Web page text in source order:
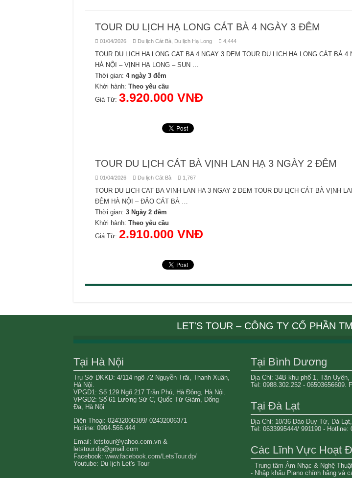
TOUR DU LỊCH HẠ LONG CÁT BÀ 4 NGÀY 3 ĐÊM
01/04/2026 Du lịch Cát Bà, Du lịch Hạ Long 4,444
TOUR DU LICH HA LONG CAT BA 4 NGAY 3 DEM TOUR DU LỊCH HẠ LONG CÁT BÀ 4
HÀ NỘI – VỊNH HẠ LONG – SUN …
Thời gian: 4 ngày 3 đêm
Khởi hành: Theo yêu cầu
Giá Từ: 3.920.000 VNĐ
TOUR DU LỊCH CÁT BÀ VỊNH LAN HẠ 3 NGÀY 2 ĐÊM
01/04/2026 Du lịch Cát Bà 1,767
TOUR DU LICH CAT BA VINH LAN HA 3 NGAY 2 DEM TOUR DU LỊCH CÁT BÀ VỊNH
ĐÊM HÀ NỘI – ĐẢO CÁT BÀ …
Thời gian: 3 Ngày 2 đêm
Khởi hành: Theo yêu cầu
Giá Từ: 2.910.000 VNĐ
LET'S TOUR – CÔNG TY CỔ PHẦN
Tại Hà Nội
Trụ Sở ĐKKD: 4/114 ngõ 72 Nguyễn Trãi, Thanh Xuân,
Hà Nội.
VPGD1: Số 129 Ngõ 217 Trần Phú, Hà Đông, Hà Nội.
VPGD2: Số 61 Lương Sử C, Quốc Tử Giám, Đống
Đa, Hà Nội
Điện Thoại: 02432006389/ 02432006371
Hotline: 0904.566.444
Email: letstour@yahoo.com.vn &
letstour.dp@gmail.com
Facebook: www.facebook.com/LetsTour.dp/
Youtube: Du lịch Let's Tour
Tại Bình Dương
Địa Chỉ: 34B khu phố 1, Tân
Tel: 0988.302.252 - 06503656609.
Tại Đà Lạt
Địa Chỉ: 10/36 Đào Duy Từ, Đà
Tel: 0633995444/ 991190 - Hotline:
Các Lĩnh Vực Hoạt
- Trung tâm Âm Nhạc & Nghệ
- Nhập khẩu Piano chính hãng và